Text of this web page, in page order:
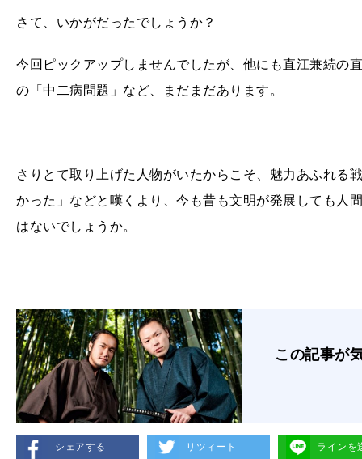
さて、いかがだったでしょうか？
今回ピックアップしませんでしたが、他にも直江兼続の
の「中二病問題」など、まだまだあります。
さりとて取り上げた人物がいたからこそ、魅力あふれる
かった」などと嘆くより、今も昔も文明が発展しても人
はないでしょうか。
この記事が
シェアする リツィート ラインを